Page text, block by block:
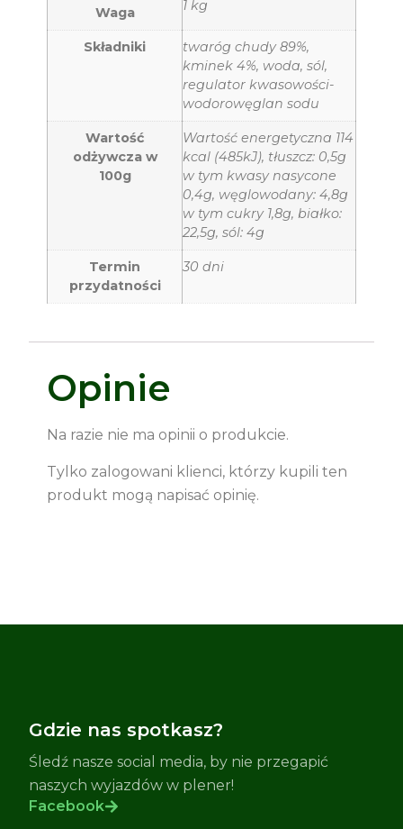
Waga 1 kg
Składniki
twaróg chudy 89%,
kminek 4%, woda, sól,
regulator kwasowości-
wodorowęglan sodu
Wartość
odżywcza w
100g
Wartość energetyczna 114
kcal (485kJ), tłuszcz: 0,5g
w tym kwasy nasycone
0,4g, węglowodany: 4,8g
w tym cukry 1,8g, białko:
22,5g, sól: 4g
Termin
przydatności
30 dni
Opinie
Na razie nie ma opinii o produkcie.
Tylko zalogowani klienci, którzy kupili ten
produkt mogą napisać opinię.
Gdzie nas spotkasz?
Śledź nasze social media, by nie przegapić
naszych wyjazdów w plener!
Facebook